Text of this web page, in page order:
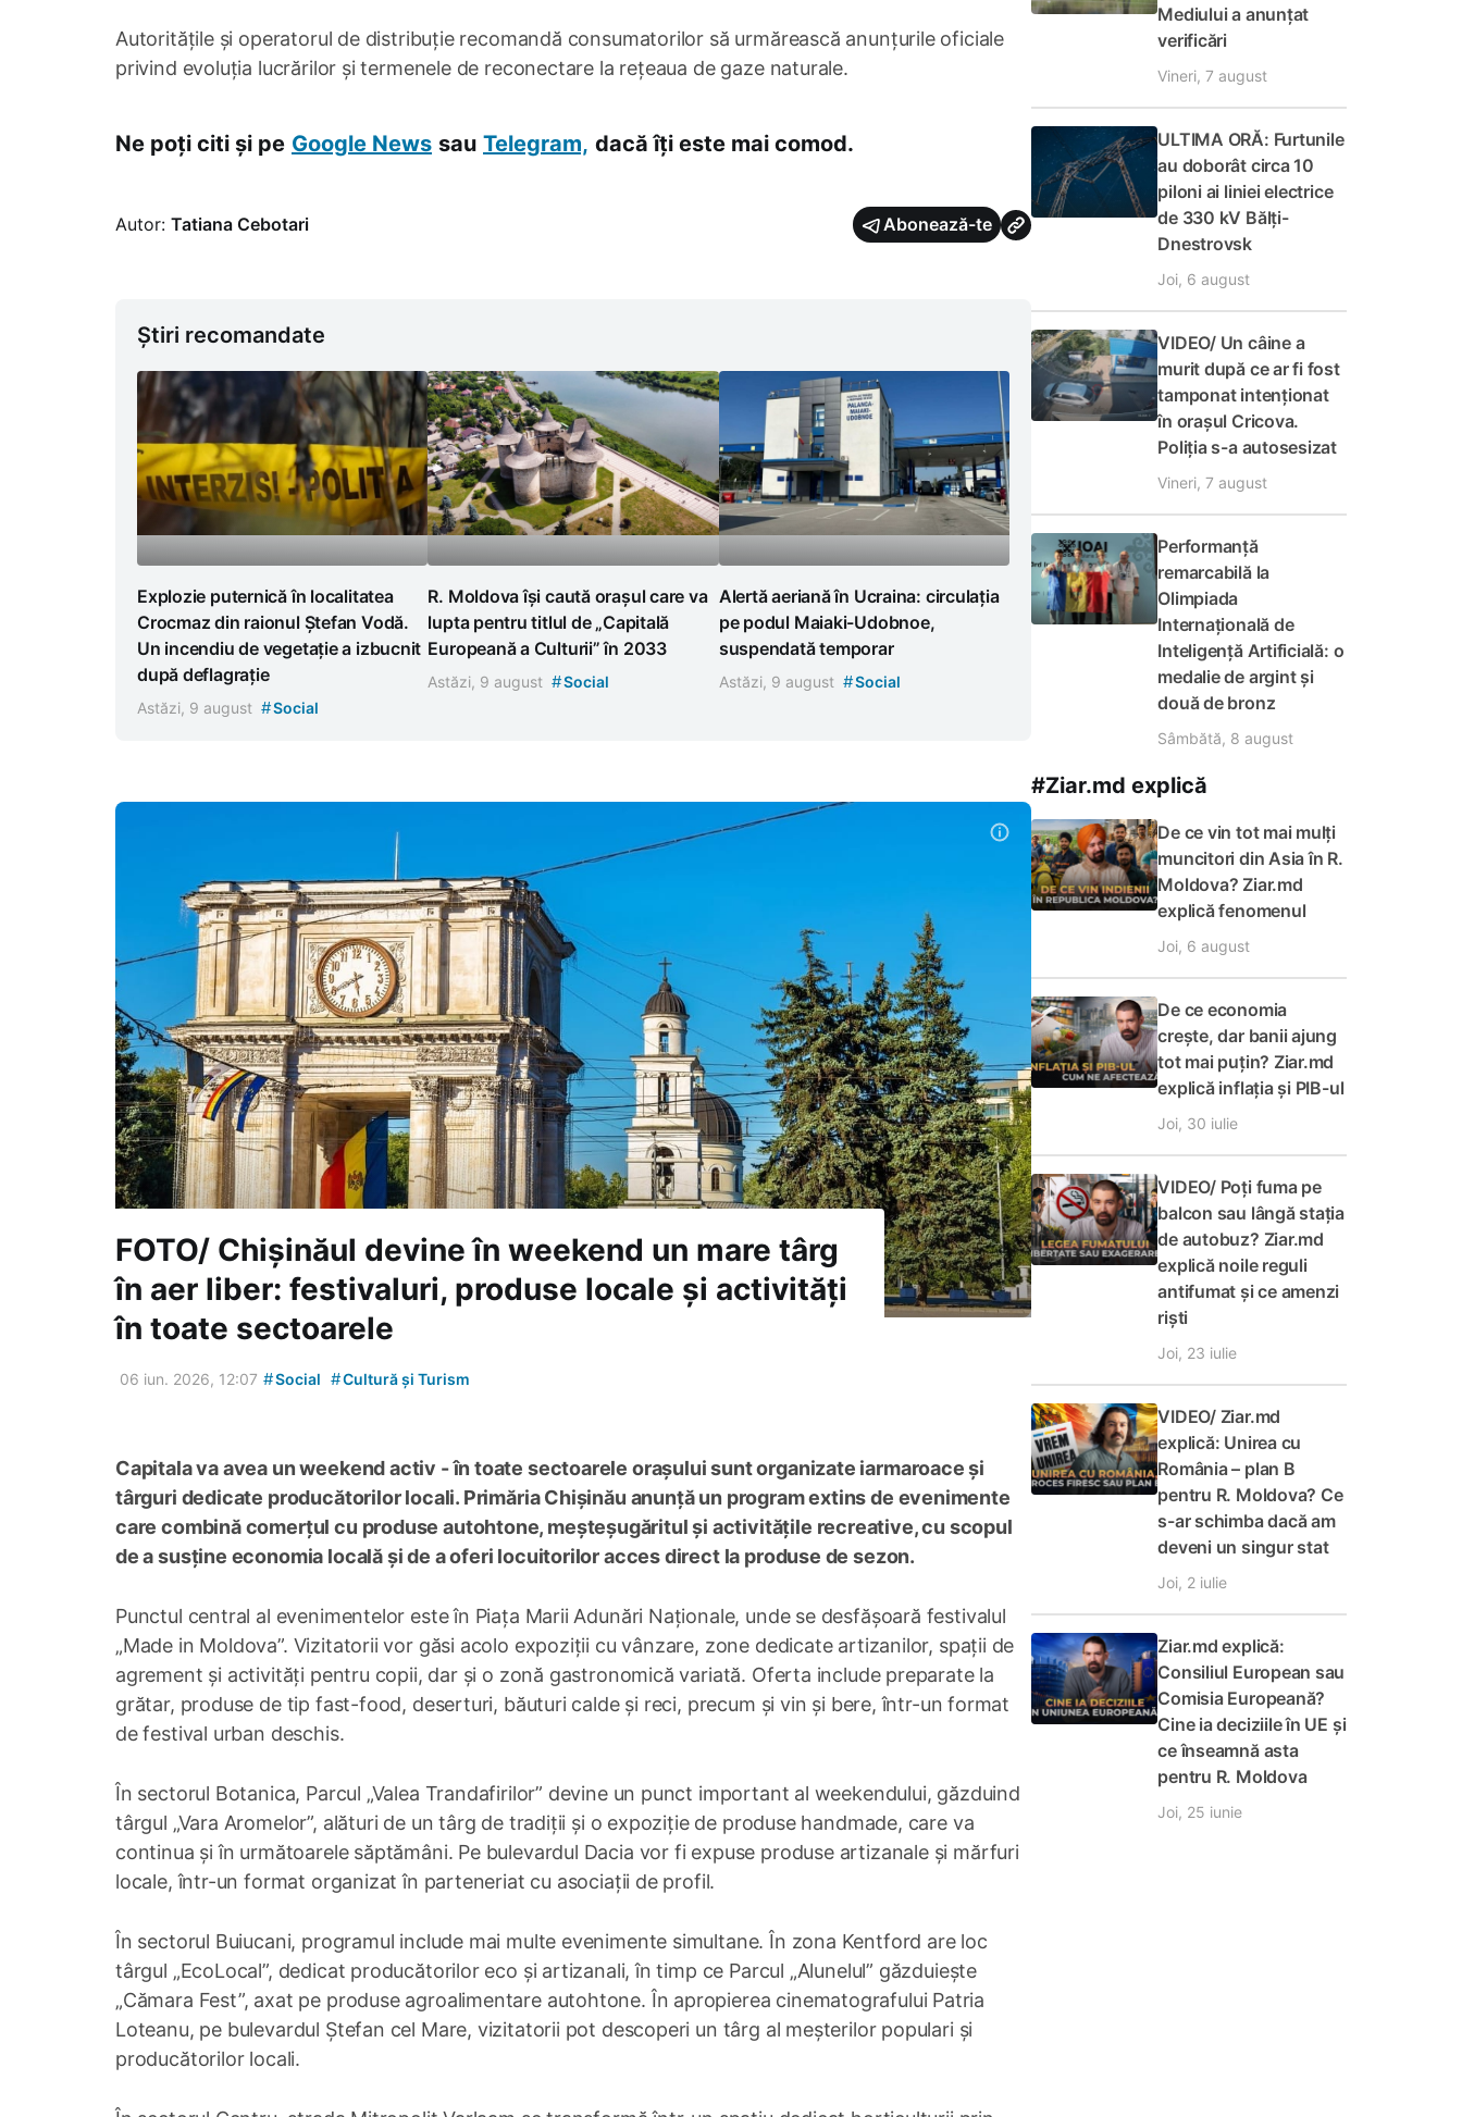
Autoritățile și operatorul de distribuție recomandă consumatorilor să urmărească anunțurile oficiale
privind evoluția lucrărilor și termenele de reconectare la rețeaua de gaze naturale.
Ne poți citi și pe Google News sau Telegram, dacă îți este mai comod.
Autor: Tatiana Cebotari Abonează-te
Știri recomandate
Explozie puternică în localitatea
Crocmaz din raionul Ștefan Vodă.
Un incendiu de vegetație a izbucnit
după deflagrație
Astăzi, 9 august #Social
R. Moldova își caută orașul care va
lupta pentru titlul de „Capitală
Europeană a Culturii” în 2033
Astăzi, 9 august #Social
Alertă aeriană în Ucraina: circulația
pe podul Maiaki-Udobnoe,
suspendată temporar
Astăzi, 9 august #Social
FOTO/ Chișinăul devine în weekend un mare târg
în aer liber: festivaluri, produse locale și activități
în toate sectoarele
06 iun. 2026, 12:07 #Social #Cultură și Turism
Capitala va avea un weekend activ - în toate sectoarele orașului sunt organizate iarmaroace și
târguri dedicate producătorilor locali. Primăria Chișinău anunță un program extins de evenimente
care combină comerțul cu produse autohtone, meșteșugăritul și activitățile recreative, cu scopul
de a susține economia locală și de a oferi locuitorilor acces direct la produse de sezon.
Punctul central al evenimentelor este în Piața Marii Adunări Naționale, unde se desfășoară festivalul
„Made in Moldova”. Vizitatorii vor găsi acolo expoziții cu vânzare, zone dedicate artizanilor, spații de
agrement și activități pentru copii, dar și o zonă gastronomică variată. Oferta include preparate la
grătar, produse de tip fast-food, deserturi, băuturi calde și reci, precum și vin și bere, într-un format
de festival urban deschis.
În sectorul Botanica, Parcul „Valea Trandafirilor” devine un punct important al weekendului, găzduind
târgul „Vara Aromelor”, alături de un târg de tradiții și o expoziție de produse handmade, care va
continua și în următoarele săptămâni. Pe bulevardul Dacia vor fi expuse produse artizanale și mărfuri
locale, într-un format organizat în parteneriat cu asociații de profil.
În sectorul Buiucani, programul include mai multe evenimente simultane. În zona Kentford are loc
târgul „EcoLocal”, dedicat producătorilor eco și artizanali, în timp ce Parcul „Alunelul” găzduiește
„Cămara Fest”, axat pe produse agroalimentare autohtone. În apropierea cinematografului Patria
Loteanu, pe bulevardul Ștefan cel Mare, vizitatorii pot descoperi un târg al meșterilor populari și
producătorilor locali.
Mediului a anunțat
verificări
Vineri, 7 august
ULTIMA ORĂ: Furtunile
au doborât circa 10
piloni ai liniei electrice
de 330 kV Bălți-
Dnestrovsk
Joi, 6 august
VIDEO/ Un câine a
murit după ce ar fi fost
tamponat intenționat
în orașul Cricova.
Poliția s-a autosesizat
Vineri, 7 august
Performanță
remarcabilă la
Olimpiada
Internațională de
Inteligență Artificială: o
medalie de argint și
două de bronz
Sâmbătă, 8 august
#Ziar.md explică
De ce vin tot mai mulți
muncitori din Asia în R.
Moldova? Ziar.md
explică fenomenul
Joi, 6 august
De ce economia
crește, dar banii ajung
tot mai puțin? Ziar.md
explică inflația și PIB-ul
Joi, 30 iulie
VIDEO/ Poți fuma pe
balcon sau lângă stația
de autobuz? Ziar.md
explică noile reguli
antifumat și ce amenzi
riști
Joi, 23 iulie
VIDEO/ Ziar.md
explică: Unirea cu
România – plan B
pentru R. Moldova? Ce
s-ar schimba dacă am
deveni un singur stat
Joi, 2 iulie
Ziar.md explică:
Consiliul European sau
Comisia Europeană?
Cine ia deciziile în UE și
ce înseamnă asta
pentru R. Moldova
Joi, 25 iunie